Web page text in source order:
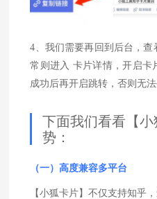
4、我们需要再回到后台，
常则进入 卡片详情，开启卡
成功后再开启跳转，否则无法
下面我们看看【
势：
（一）高度兼容多平台
【小狐卡片】不仅支持知乎